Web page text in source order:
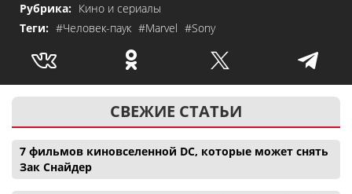
Рубрика: Кино и сериалы
Теги: #Человек-паук #Marvel #Sony
СВЕЖИЕ СТАТЬИ
7 фильмов киновселенной DC, которые может снять
Зак Снайдер